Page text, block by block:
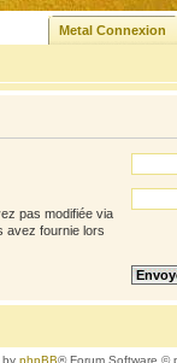
Metal Connexion
pas modifiée via
avez fournie lors
byphpBB® Forum Software ©